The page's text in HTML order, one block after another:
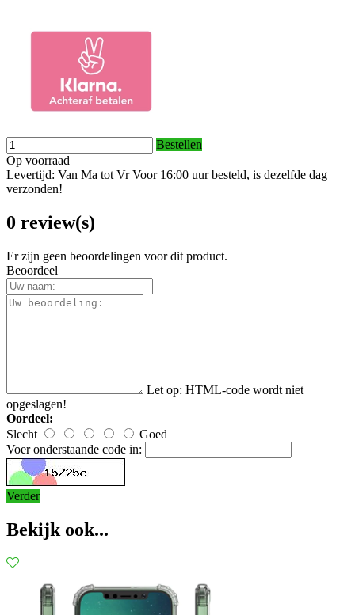
Bestellen
Op voorraad
Levertijd: Van Ma tot Vr Voor 16:00 uur besteld, is dezelfde dag
verzonden!
0 review(s)
Er zijn geen beoordelingen voor dit product.
Beoordeel
Let op: HTML-code wordt niet
opgeslagen!
Oordeel:
Slecht
Goed
Voer onderstaande code in:
Verder
Bekijk ook...